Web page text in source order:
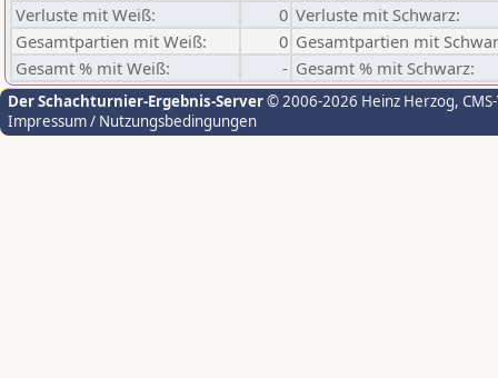
Verluste mit Weiß:
0 Verluste mit Schwarz:
Gesamtpartien mit Weiß:
0 Gesamtpartien mit
Gesamt % mit Weiß:
- Gesamt % mit Schwarz:
Der Schachturnier-Ergebnis-Server© 2006-2026 Heinz Herzog,
Impressum / Nutzungsbedingungen